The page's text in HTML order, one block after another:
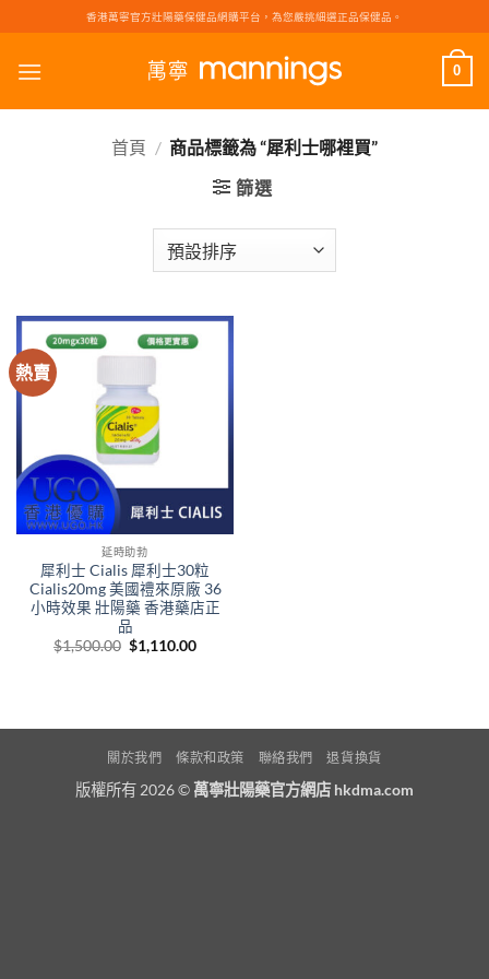
to
content
香港萬寧官方壯陽藥保健品網購平台，為您嚴挑細選正品保健品。
0
首頁 / 商品標籤為 “犀利士哪裡買”
篩選
熱賣
延時助勃
犀利士 Cialis 犀利士30粒
Cialis20mg 美國禮來原廠 36
小時效果 壯陽藥 香港藥店正
品
$1,500.00 Original
price
$1,110.00Current
關於我們 條款和政策 聯絡我們 退貨換貨
版權所有 2026 © 萬寧壯陽藥官方網店 hkdma.com